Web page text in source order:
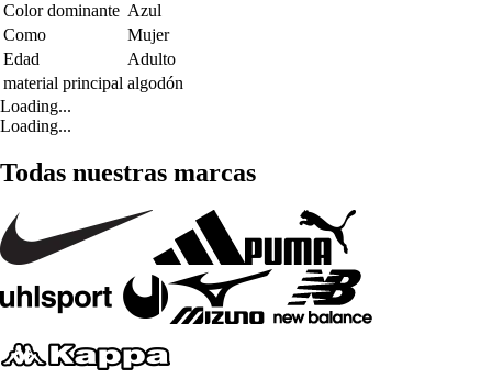
Color dominante Azul
Como
Mujer
Edad
Adulto
material principal algodón
Loading...
Loading...
Todas nuestras marcas